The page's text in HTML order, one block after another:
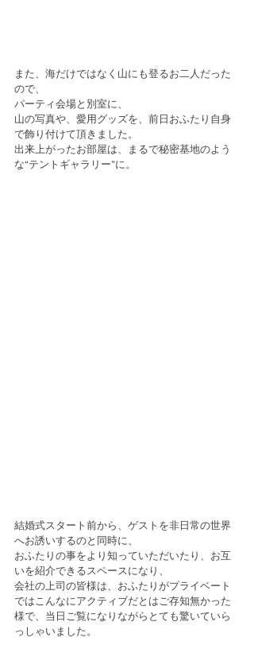
また、海だけではなく山にも登るお二人だった
ので、
パーティ会場と別室に、
山の写真や、愛用グッズを、前日おふたり自身
で飾り付けて頂きました。
出来上がったお部屋は、まるで秘密基地のよう
な“テントギャラリー”に。
結婚式スタート前から、ゲストを非日常の世界
へお誘いするのと同時に、
おふたりの事をより知っていただいたり、お互
いを紹介できるスペースになり、
会社の上司の皆様は、おふたりがプライベート
ではこんなにアクティブだとはご存知無かった
様で、当日ご覧になりながらとても驚いていら
っしゃいました。